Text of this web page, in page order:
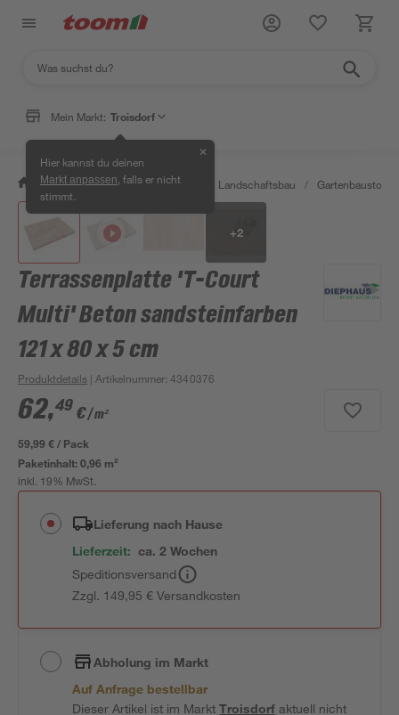
Mein Markt: Troisdorf
Hier kannst du deinen
Markt anpassen , falls er nicht
stimmt.
✕
/ Garten & Freizeit / Gartenbau & Landschaftsbau / Gartenbaustoffe
+2
Terrassenplatte 'T-Court
Multi' Beton sandsteinfarben
121 x 80 x 5 cm
Produktdetails | Artikelnummer:4340376
62,49 €/ m²
59,99 € / Pack
Paketinhalt:0,96 m²
inkl. 19% MwSt.
Lieferung nach Hause
Lieferzeit: ca. 2 Wochen
Speditionsversand
Zzgl. 149,95 € Versandkosten
Abholung im Markt
Auf Anfrage bestellbar
Dieser Artikel ist im MarktTroisdorfaktuell nicht